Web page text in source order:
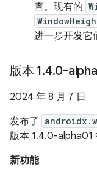
查。现有的
进一步开发它
版本 1.4.0-
2024 年 8 月 7 日
发布了
版本 1.4.0-alpha01
新功能